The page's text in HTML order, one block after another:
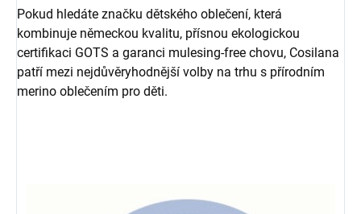
Pokud hledáte značku dětského oblečení, která
kombinuje německou kvalitu, přísnou ekologickou
certifikaci GOTS a garanci mulesing-free chovu, Cosilana
patří mezi nejdůvěryhodnější volby na trhu s přírodním
merino oblečením pro děti.